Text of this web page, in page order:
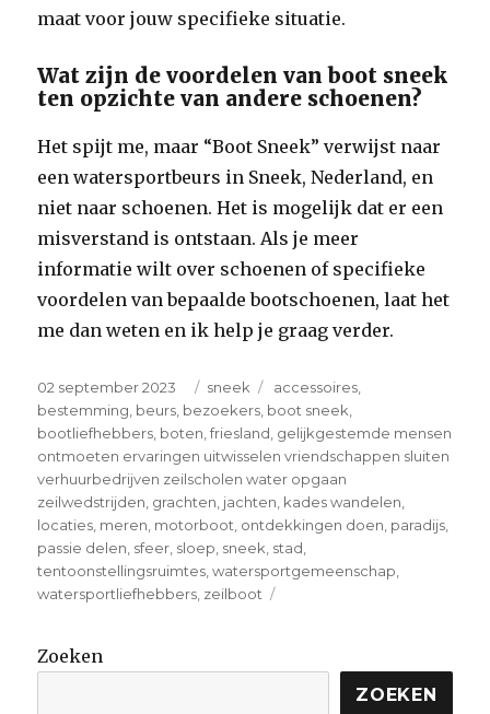
maat voor jouw specifieke situatie.
Wat zijn de voordelen van boot sneek
ten opzichte van andere schoenen?
Het spijt me, maar “Boot Sneek” verwijst naar
een watersportbeurs in Sneek, Nederland, en
niet naar schoenen. Het is mogelijk dat er een
misverstand is ontstaan. Als je meer
informatie wilt over schoenen of specifieke
voordelen van bepaalde bootschoenen, laat het
me dan weten en ik help je graag verder.
Posted
on
02 september 2023 Categories
sneek Tags
accessoires
bestemming beurs bezoekers boot sneek
bootliefhebbers boten ,friesland gelijkgestemde mensen
ontmoeten ervaringen uitwisselen vriendschappen sluiten
verhuurbedrijven zeilscholen water opgaan
zeilwedstrijden grachten jachten kades wandelen
locaties meren motorboot ontdekkingen doen paradijs
passie delen sfeer sloep sneek stad
tentoonstellingsruimtes ,watersportgemeenschap
watersportliefhebbers zeilboot
Zoeken
ZOEKEN